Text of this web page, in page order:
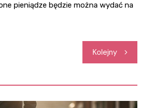
pieniądze będzie można wydać na
Kolejny